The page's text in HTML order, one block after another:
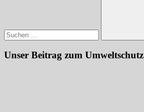
Unser Beitrag zum Umweltschutz